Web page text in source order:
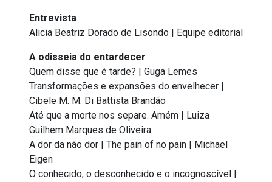
Entrevista
Alicia Beatriz Dorado de Lisondo | Equipe editorial
A odisseia do entardecer
Quem disse que é tarde? | Guga Lemes
Transformações e expansões do envelhecer |
Cibele M. M. Di Battista Brandão
Até que a morte nos separe. Amém | Luiza
Guilhem Marques de Oliveira
A dor da não dor | The pain of no pain | Michael
Eigen
O conhecido, o desconhecido e o incognoscível |